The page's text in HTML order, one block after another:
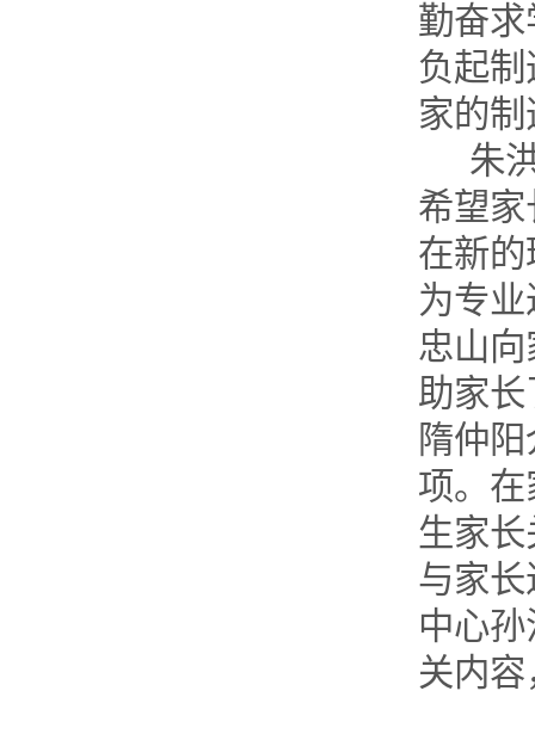
勤奋
负起
家的
朱
希望
在新
为专
忠山
助家
隋仲
项。
生家
与家
中心
关内